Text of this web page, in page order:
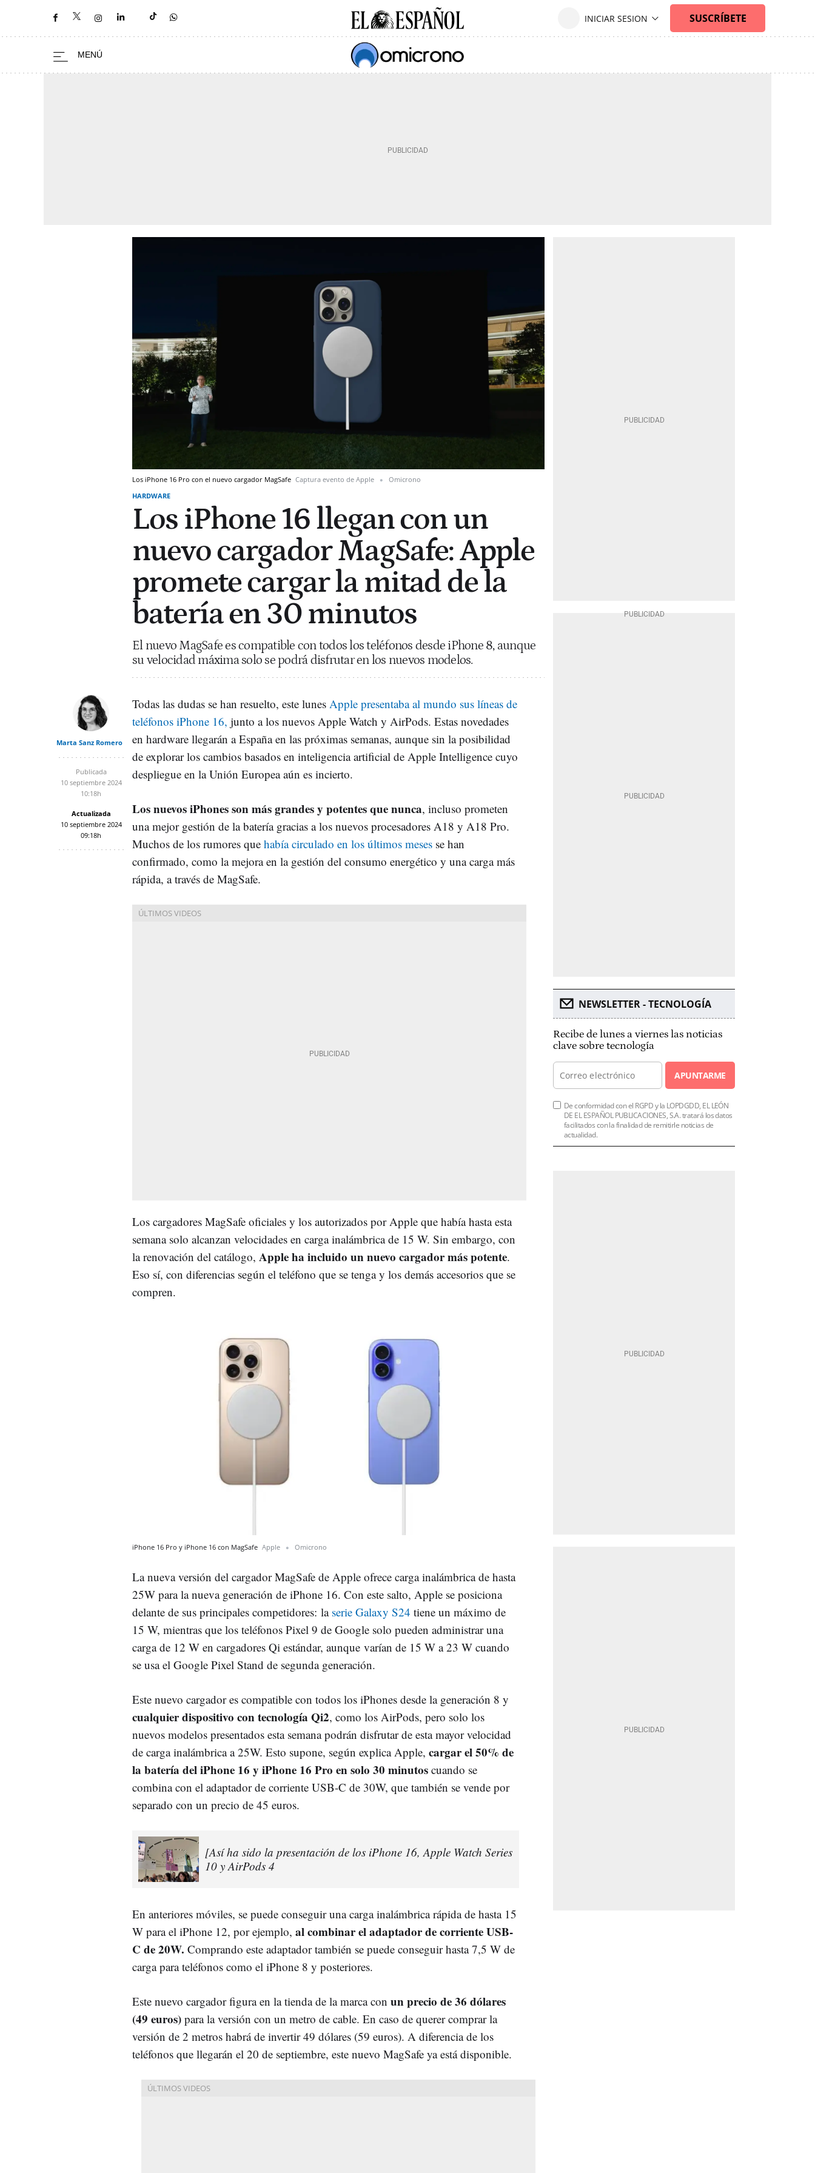
Los iPhone 16 Pro con el nuevo cargador MagSafe Captura evento de Apple
Omicrono
HARDWARE
Los iPhone 16 llegan con un
nuevo cargador MagSafe: Apple
promete cargar la mitad de la
batería en 30 minutos
El nuevo MagSafe es compatible con todos los teléfonos desde iPhone 8, aunque
su velocidad máxima solo se podrá disfrutar en los nuevos modelos.
Marta Sanz Romero
Publicada
10 septiembre 2024
10:18h
Actualizada
10 septiembre 2024
09:18h
Todas las dudas se han resuelto, este lunes Apple presentaba al mundo sus líneas de
teléfonos iPhone 16, junto a los nuevos Apple Watch y AirPods. Estas novedades
en hardware llegarán a España en las próximas semanas, aunque sin la posibilidad
de explorar los cambios basados en inteligencia artificial de Apple Intelligence cuyo
despliegue en la Unión Europea aún es incierto.
Los nuevos iPhones son más grandes y potentes que nunca, incluso prometen
una mejor gestión de la batería gracias a los nuevos procesadores A18 y A18 Pro.
Muchos de los rumores que había circulado en los últimos meses se han
confirmado, como la mejora en la gestión del consumo energético y una carga más
rápida, a través de MagSafe.
Los cargadores MagSafe oficiales y los autorizados por Apple que había hasta esta
semana solo alcanzan velocidades en carga inalámbrica de 15 W. Sin embargo, con
la renovación del catálogo, Apple ha incluido un nuevo cargador más potente.
Eso sí, con diferencias según el teléfono que se tenga y los demás accesorios que se
compren.
iPhone 16 Pro y iPhone 16 con MagSafe Apple Omicrono
La nueva versión del cargador MagSafe de Apple ofrece carga inalámbrica de hasta
25W para la nueva generación de iPhone 16. Con este salto, Apple se posiciona
delante de sus principales competidores: laserie Galaxy S24 tiene un máximo de
15 W, mientras que los teléfonos Pixel 9 de Google solo pueden administrar una
carga de 12 W en cargadores Qi estándar, aunque varían de 15 W a 23 W cuando
se usa el Google Pixel Stand de segunda generación.
Este nuevo cargador es compatible con todos los iPhones desde la generación 8 y
cualquier dispositivo con tecnología Qi2, como los AirPods, pero solo los
nuevos modelos presentados esta semana podrán disfrutar de esta mayor velocidad
de carga inalámbrica a 25W. Esto supone, según explica Apple, cargar el 50% de
la batería del iPhone 16 y iPhone 16 Pro en solo 30 minutos cuando se
combina con el adaptador de corriente USB-C de 30W, que también se vende por
separado con un precio de 45 euros.
[Así ha sido la presentación de los iPhone 16, Apple Watch Series
10 y AirPods 4
En anteriores móviles, se puede conseguir una carga inalámbrica rápida de hasta 15
W para el iPhone 12, por ejemplo, al combinar el adaptador de corriente USB-
C de 20W. Comprando este adaptador también se puede conseguir hasta 7,5 W de
carga para teléfonos como el iPhone 8 y posteriores.
Este nuevo cargador figura en la tienda de la marca con un precio de 36 dólares
(49 euros) para la versión con un metro de cable. En caso de querer comprar la
versión de 2 metros habrá de invertir 49 dólares (59 euros). A diferencia de los
teléfonos que llegarán el 20 de septiembre, este nuevo MagSafe ya está disponible.
NEWSLETTER - TECNOLOGÍA
Recibe de lunes a viernes las noticias
clave sobre tecnología
APUNTARME
De conformidad con el RGPD y la LOPDGDD, EL LEÓN
DE EL ESPAÑOL PUBLICACIONES, S.A. tratará los datos
facilitados con la finalidad de remitirle noticias de
actualidad.